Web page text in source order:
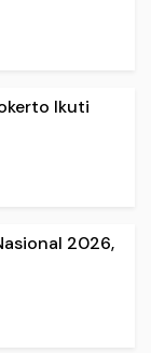
Ikuti
2026,